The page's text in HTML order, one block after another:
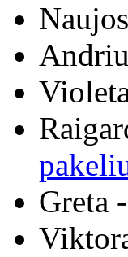
Greta -